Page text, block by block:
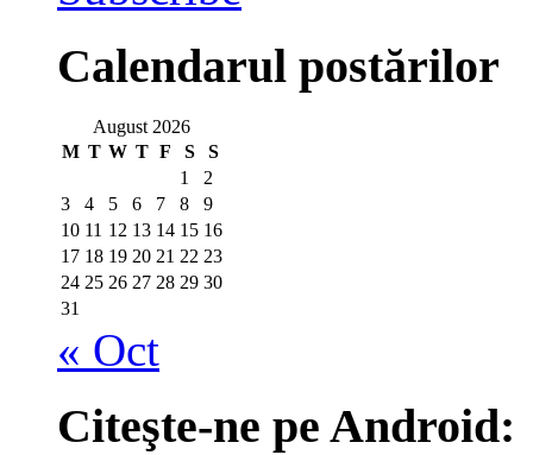
Calendarul postărilor
August 2026
M T W T F S
S
1
2
3
4 5 6 7 8
9
10 11 12 13 14 15 16
17 18 19 20 21 22 23
24 25 26 27 28 29 30
31
« Oct
Citeşte-ne pe Android: